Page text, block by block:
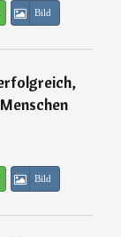
Bild
Bild